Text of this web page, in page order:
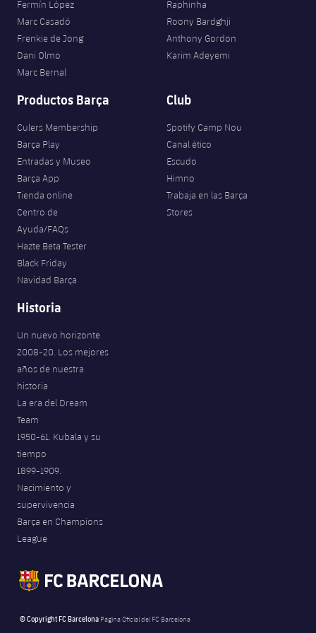
Jugadores
Fotos
Historia
Clasificaciones
Juvenil
Infantil
Noticias
Atletismo
Actualidad
Masculino
Femenino
Agenda
Baloncesto en silla de ruedas
plusicon
más
Actualidad
Jugadores
Clasificaciones
Hockey sobre hielo
plusicon
más
Actualidad
Jugadores
Calendario
Resultados
Clasificaciones
Hockey hierba
plusicon
más
Noticias
Hockey Hierba Masculino
Hockey Hierba Femenino
Patinaje artístico
Actualidad
Escuela de Patinaje
Rugby
plusicon
más
Jugadores
Calendario
Resultados
Clasificaciones
Fotos
plusicon
más
Noticias
Voleibol masculino
Voleibol femenino
Apúntate a las amateurs
plusicon
más
Apúntate a las amateurs
Carnet de las Secciones Amateurs
PLUSICON
MÁS
League of Legends
VALORANT Rising
eFootball
Fermín López
Marc Casadó
Frenkie de Jong
Dani Olmo
Marc Bernal
Raphinha
Roony Bardghji
Anthony Gordon
Karim Adeyemi
Productos Barça
Culers Membership
Barça Play
Entradas y Museo
Barça App
Tienda online
Centro de
Ayuda/FAQs
Hazte Beta Tester
Black Friday
Navidad Barça
Club
Spotify Camp Nou
Canal ético
Escudo
Himno
Trabaja en las Barça
Stores
Historia
Un nuevo horizonte
2008-20. Los mejores
años de nuestra
historia
La era del Dream
Team
1950-61. Kubala y su
tiempo
1899-1909.
Nacimiento y
supervivencia
Barça en Champions
League
© Copyright FC Barcelona Página Oficial del FC Barcelona